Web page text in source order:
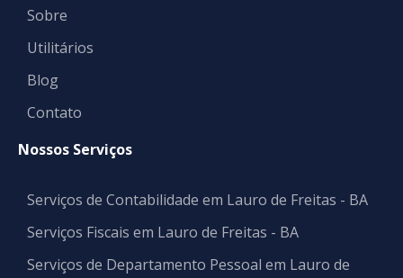
Sobre
Utilitários
Blog
Contato
Nossos Serviços
Serviços de Contabilidade em Lauro de Freitas - BA
Serviços Fiscais em Lauro de Freitas - BA
Serviços de Departamento Pessoal em Lauro de